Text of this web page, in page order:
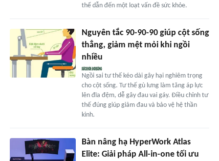
thể dẫn đến một loạt vấn đề sức khỏe.
Nguyên tắc 90-90-90 giúp cột sống
thẳng, giảm mệt mỏi khi ngồi
nhiều
Ngồi sai tư thế kéo dài gây hại nghiêm trọng
cho cột sống. Tư thế gù lưng làm tăng áp lực
lên đĩa đệm, dễ gây đau vai gáy. Điều chỉnh tư
thế đúng giúp giảm đau và bảo vệ hệ thần
kinh.
Bàn nâng hạ HyperWork Atlas
Elite: Giải pháp All-in-one tối ưu